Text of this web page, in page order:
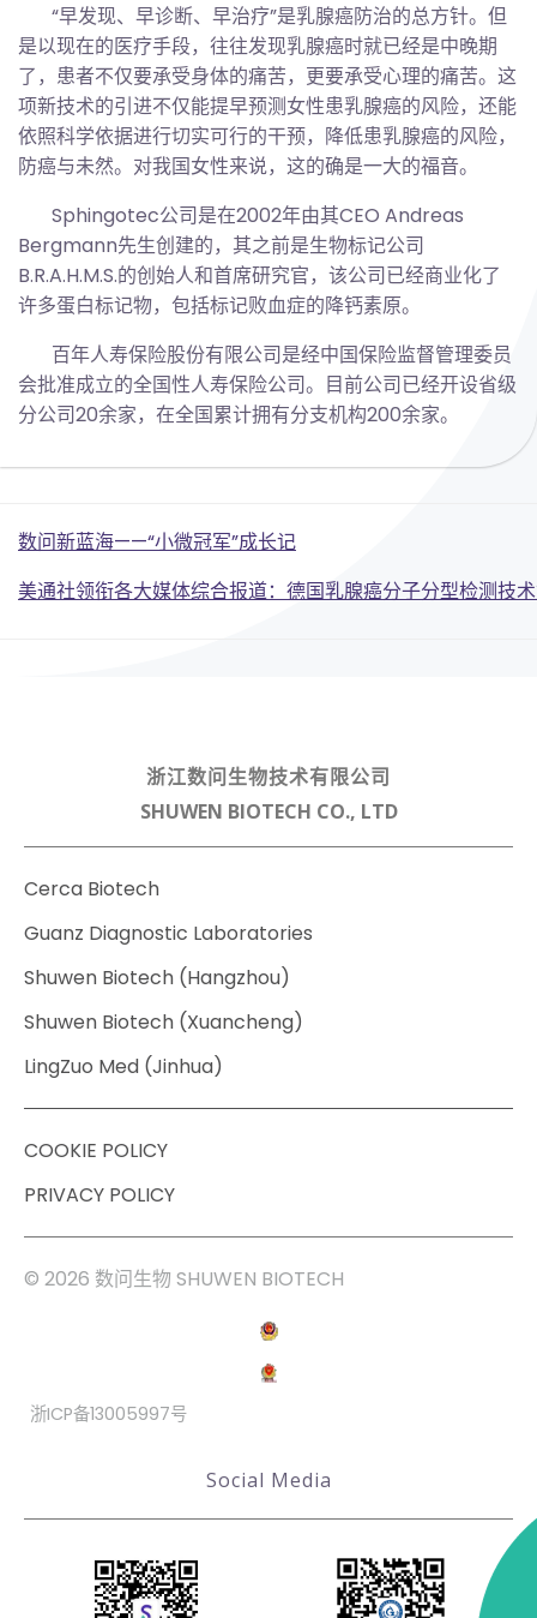
“早发现、早诊断、早治疗”是乳腺癌防治的总方针。但
是以现在的医疗手段，往往发现乳腺癌时就已经是中晚期
了，患者不仅要承受身体的痛苦，更要承受心理的痛苦。这
项新技术的引进不仅能提早预测女性患乳腺癌的风险，还能
依照科学依据进行切实可行的干预，降低患乳腺癌的风险，
防癌与未然。对我国女性来说，这的确是一大的福音。
Sphingotec公司是在2002年由其CEO Andreas
Bergmann先生创建的，其之前是生物标记公司
B.R.A.H.M.S.的创始人和首席研究官，该公司已经商业化了
许多蛋白标记物，包括标记败血症的降钙素原。
百年人寿保险股份有限公司是经中国保险监督管理委员
会批准成立的全国性人寿保险公司。目前公司已经开设省级
分公司20余家，在全国累计拥有分支机构200余家。
Post
navigation
数问新蓝海——“小微冠军”成长记
Post
美通社领衔各大媒体综合报道：德国乳腺癌分子分型检测技
浙江数问生物技术有限公司
SHUWEN BIOTECH CO., LTD
Cerca Biotech
Guanz Diagnostic Laboratories
Shuwen Biotech (Hangzhou)
Shuwen Biotech (Xuancheng)
LingZuo Med (Jinhua)
COOKIE POLICY
PRIVACY POLICY
© 2026 数问生物 SHUWEN BIOTECH
浙ICP备13005997号
Social Media